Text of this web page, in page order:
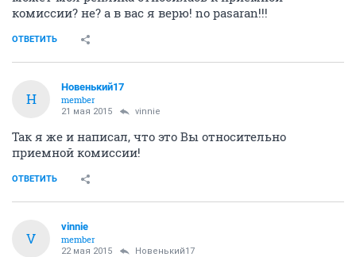
комиссии? не? а в вас я верю! no pasaran!!!
ОТВЕТИТЬ
Н
Новенький17
member
21 мая 2015 vinnie
Так я же и написал, что это Вы относительно
приемной комиссии!
ОТВЕТИТЬ
V
vinnie
member
22 мая 2015 Новенький17